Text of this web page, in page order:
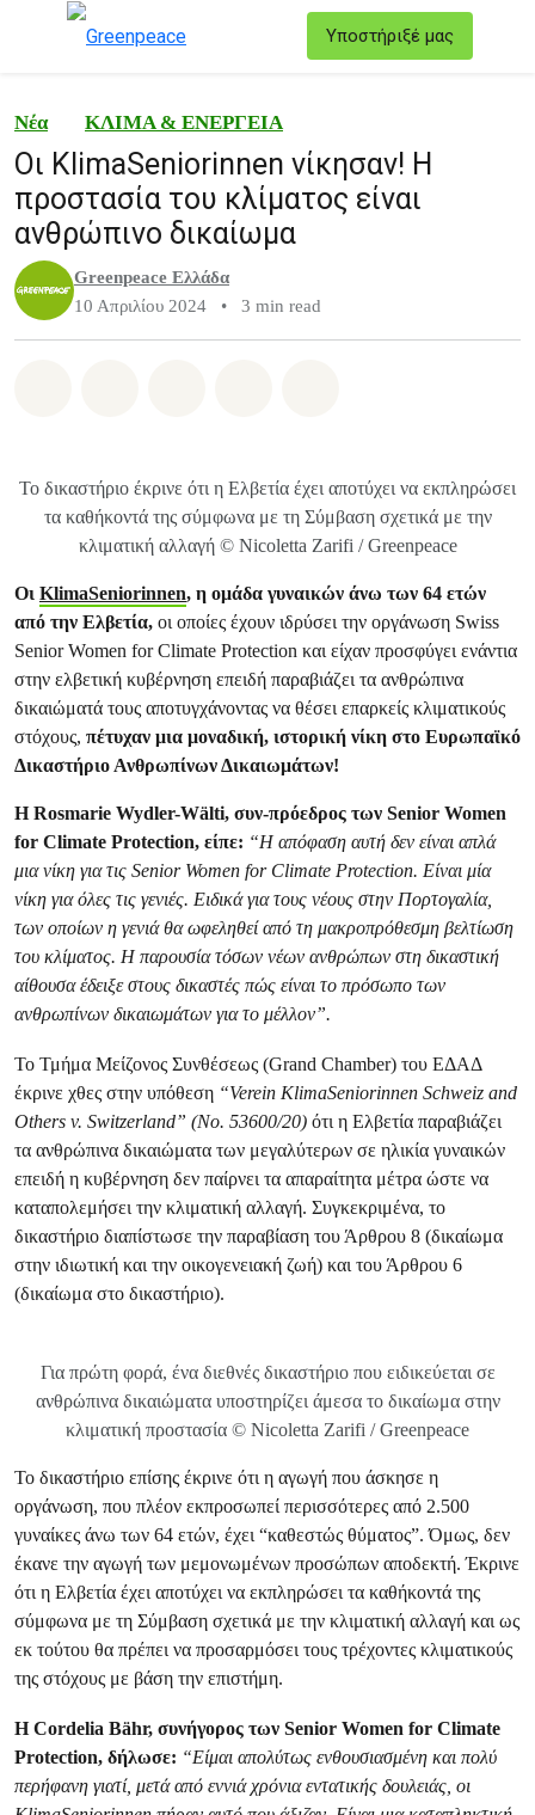
Υποστήριξέ μας
Νέα ΚΛΙΜΑ & ΕΝΕΡΓΕΙΑ
Οι KlimaSeniorinnen νίκησαν! Η
προστασία του κλίματος είναι
ανθρώπινο δικαίωμα
Greenpeace Ελλάδα
10 Απριλίου 2024
• 3 min read
Το δικαστήριο έκρινε ότι η Ελβετία έχει αποτύχει να εκπληρώσει
τα καθήκοντά της σύμφωνα με τη Σύμβαση σχετικά με την
κλιματική αλλαγή © Nicoletta Zarifi / Greenpeace
Οι KlimaSeniorinnen, η ομάδα γυναικών άνω των 64 ετών
από την Ελβετία, οι οποίες έχουν ιδρύσει την οργάνωση Swiss
Senior Women for Climate Protection και είχαν προσφύγει ενάντια
στην ελβετική κυβέρνηση επειδή παραβιάζει τα ανθρώπινα
δικαιώματά τους αποτυγχάνοντας να θέσει επαρκείς κλιματικούς
στόχους, πέτυχαν μια μοναδική, ιστορική νίκη στο Ευρωπαϊκό
Δικαστήριο Ανθρωπίνων Δικαιωμάτων!
Η Rosmarie Wydler-Wälti, συν-πρόεδρος των Senior Women
for Climate Protection, είπε: “Η απόφαση αυτή δεν είναι απλά
μια νίκη για τις Senior Women for Climate Protection. Είναι μία
νίκη για όλες τις γενιές. Ειδικά για τους νέους στην Πορτογαλία,
των οποίων η γενιά θα ωφεληθεί από τη μακροπρόθεσμη βελτίωση
του κλίματος. Η παρουσία τόσων νέων ανθρώπων στη δικαστική
αίθουσα έδειξε στους δικαστές πώς είναι το πρόσωπο των
ανθρωπίνων δικαιωμάτων για το μέλλον”.
Το Τμήμα Μείζονος Συνθέσεως (Grand Chamber) του ΕΔΑΔ
έκρινε χθες στην υπόθεση “Verein KlimaSeniorinnen Schweiz and
Others v. Switzerland” (No. 53600/20) ότι η Ελβετία παραβιάζει
τα ανθρώπινα δικαιώματα των μεγαλύτερων σε ηλικία γυναικών
επειδή η κυβέρνηση δεν παίρνει τα απαραίτητα μέτρα ώστε να
καταπολεμήσει την κλιματική αλλαγή. Συγκεκριμένα, το
δικαστήριο διαπίστωσε την παραβίαση του Άρθρου 8 (δικαίωμα
στην ιδιωτική και την οικογενειακή ζωή) και του Άρθρου 6
(δικαίωμα στο δικαστήριο).
Για πρώτη φορά, ένα διεθνές δικαστήριο που ειδικεύεται σε
ανθρώπινα δικαιώματα υποστηρίζει άμεσα το δικαίωμα στην
κλιματική προστασία © Nicoletta Zarifi / Greenpeace
Το δικαστήριο επίσης έκρινε ότι η αγωγή που άσκησε η
οργάνωση, που πλέον εκπροσωπεί περισσότερες από 2.500
γυναίκες άνω των 64 ετών, έχει “καθεστώς θύματος”. Όμως, δεν
έκανε την αγωγή των μεμονωμένων προσώπων αποδεκτή. Έκρινε
ότι η Ελβετία έχει αποτύχει να εκπληρώσει τα καθήκοντά της
σύμφωνα με τη Σύμβαση σχετικά με την κλιματική αλλαγή και ως
εκ τούτου θα πρέπει να προσαρμόσει τους τρέχοντες κλιματικούς
της στόχους με βάση την επιστήμη.
Η Cordelia Bähr, συνήγορος των Senior Women for Climate
Protection, δήλωσε: “Είμαι απολύτως ενθουσιασμένη και πολύ
περήφανη γιατί, μετά από εννιά χρόνια εντατικής δουλειάς, οι